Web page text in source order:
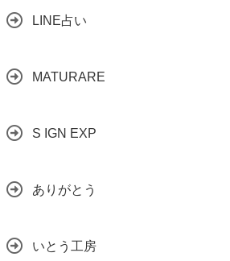
LINE占い
MATURARE
S IGN EXP
ありがとう
いとう工房